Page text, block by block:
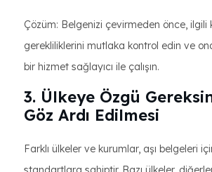
Çözüm: Belgenizi çevirmeden önce, ilgili
gerekliliklerini mutlaka kontrol edin ve
bir hizmet sağlayıcı ile çalışın.
3. Ülkeye Özgü
Göz Ardı Edilmesi
Farklı ülkeler ve kurumlar, aşı belgeleri